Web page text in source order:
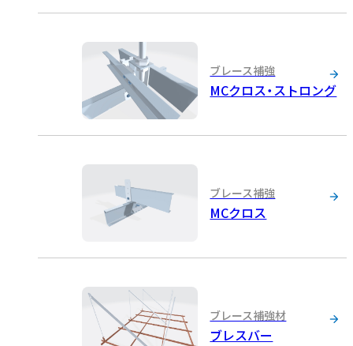
ブレース補強
MCクロス・ストロング
ブレース補強
MCクロス
ブレース補強材
ブレスバー